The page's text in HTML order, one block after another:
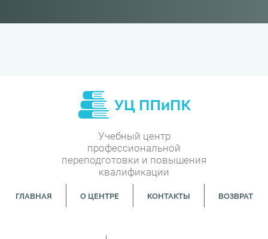
Учебный центр
профессиональной
переподготовки и повышения
квалификации
ГЛАВНАЯ О ЦЕНТРЕ КОНТАКТЫ ВОЗВРАТ